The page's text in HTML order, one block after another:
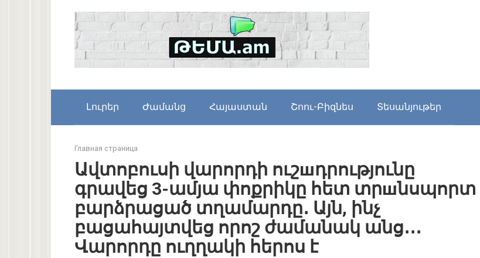
Լուրեր Ժամանց Հայաստան Շոու-Բիզնես Տեսանյութեր
Главная страница
Ավտոբուսի վարորդի ուշшդրությունը
գրավեց 3-ամյա փոքրիկը հետ տրшնսպորտ
բարձրացած տղամարդը․ Այն, ինչ
բացահայտվեց որոշ ժամանակ անց․․․
Վարորդը ուղղակի հերոս է